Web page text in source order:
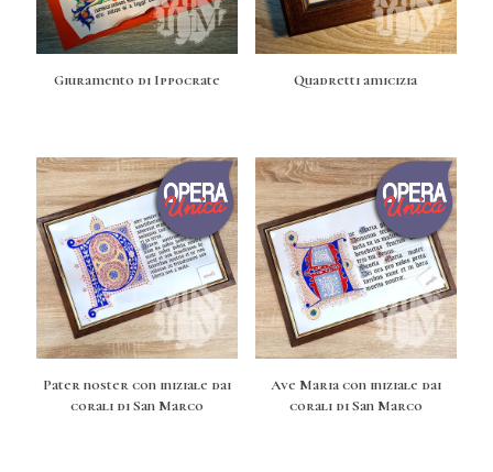
Giuramento di Ippocrate Quadretti amicizia
Pater noster con iniziale dai
corali di San Marco
Ave Maria con iniziale dai
corali di San Marco